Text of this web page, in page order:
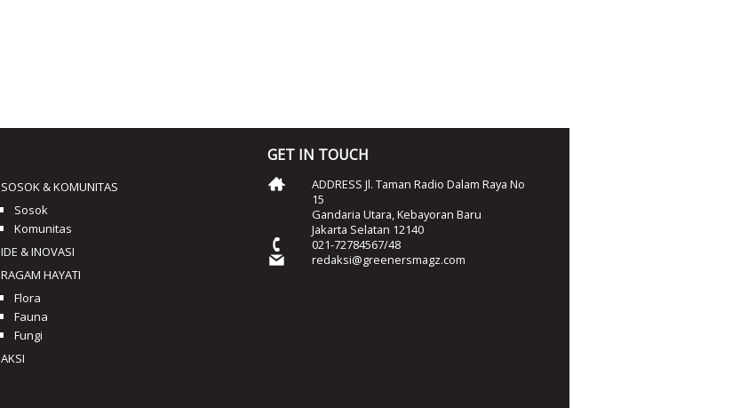
SOSOK & KOMUNITAS
Sosok
Komunitas
IDE & INOVASI
RAGAM HAYATI
Flora
Fauna
Fungi
AKSI
GET IN TOUCH
ADDRESS Jl. Taman Radio Dalam Raya No
15
Gandaria Utara, Kebayoran Baru
Jakarta Selatan 12140
021-72784567/48
redaksi@greenersmagz.com